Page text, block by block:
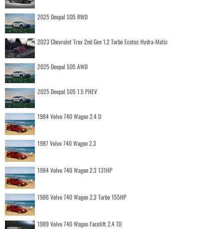
2025 Deepal S05 RWD
2023 Chevrolet Trax 2nd Gen 1.2 Turbo Ecotec Hydra-Matic
2025 Deepal S05 AWD
2025 Deepal S05 1.5 PHEV
1984 Volvo 740 Wagon 2.4 D
1987 Volvo 740 Wagon 2.3
1984 Volvo 740 Wagon 2.3 131HP
1986 Volvo 740 Wagon 2.3 Turbo 155HP
1989 Volvo 740 Wagon Facelift 2.4 TD